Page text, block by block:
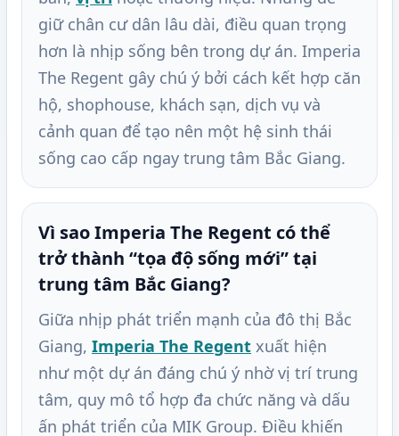
giữ chân cư dân lâu dài, điều quan trọng
hơn là nhịp sống bên trong dự án. Imperia
The Regent gây chú ý bởi cách kết hợp căn
hộ, shophouse, khách sạn, dịch vụ và
cảnh quan để tạo nên một hệ sinh thái
sống cao cấp ngay trung tâm Bắc Giang.
Vì sao Imperia The Regent có thể
trở thành “tọa độ sống mới” tại
trung tâm Bắc Giang?
Giữa nhịp phát triển mạnh của đô thị Bắc
Giang, Imperia The Regent xuất hiện
như một dự án đáng chú ý nhờ vị trí trung
tâm, quy mô tổ hợp đa chức năng và dấu
ấn phát triển của MIK Group. Điều khiến